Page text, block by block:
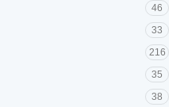
46
33
216
35
38